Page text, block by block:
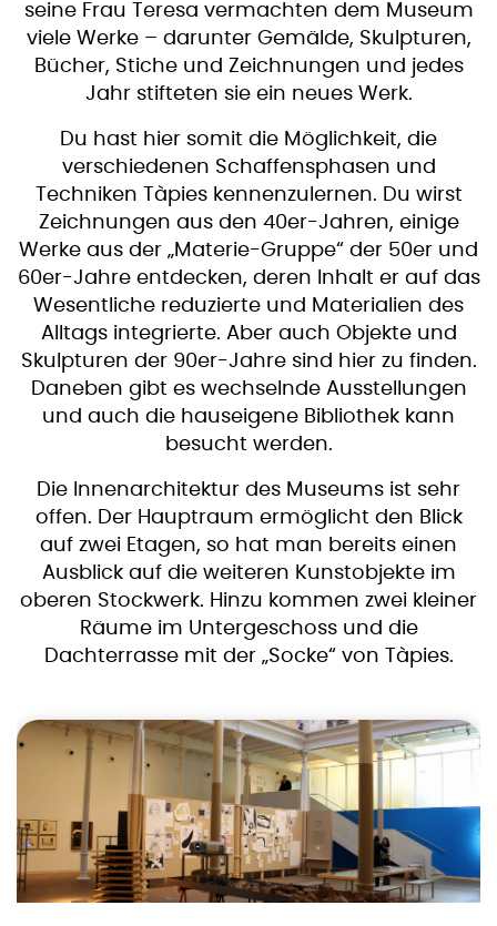
seine Frau Teresa vermachten dem Museum
viele Werke – darunter Gemälde, Skulpturen,
Bücher, Stiche und Zeichnungen und jedes
Jahr stifteten sie ein neues Werk.
Du hast hier somit die Möglichkeit, die
verschiedenen Schaffensphasen und
Techniken Tàpies kennenzulernen. Du wirst
Zeichnungen aus den 40er-Jahren, einige
Werke aus der „Materie-Gruppe“ der 50er und
60er-Jahre entdecken, deren Inhalt er auf das
Wesentliche reduzierte und Materialien des
Alltags integrierte. Aber auch Objekte und
Skulpturen der 90er-Jahre sind hier zu finden.
Daneben gibt es wechselnde Ausstellungen
und auch die hauseigene Bibliothek kann
besucht werden.
Die Innenarchitektur des Museums ist sehr
offen. Der Hauptraum ermöglicht den Blick
auf zwei Etagen, so hat man bereits einen
Ausblick auf die weiteren Kunstobjekte im
oberen Stockwerk. Hinzu kommen zwei kleiner
Räume im Untergeschoss und die
Dachterrasse mit der „Socke“ von Tàpies.